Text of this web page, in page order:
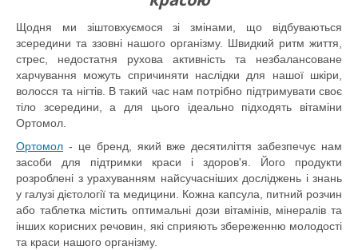
Щодня ми зіштовхуємося зі змінами, що відбуваються
зсередини та ззовні нашого організму. Швидкий ритм життя,
стрес, недостатня рухова активність та незбалансоване
харчування можуть спричиняти наслідки для нашої шкіри,
волосся та нігтів. В такий час нам потрібно підтримувати своє
тіло зсередини, а для цього ідеально підходять вітаміни
Ортомол.
Ортомол - це бренд, який вже десятиліття забезпечує нам
засоби для підтримки краси і здоров'я. Його продукти
розроблені з урахуванням найсучасніших досліджень і знань
у галузі дієтології та медицини. Кожна капсула, питний розчин
або таблетка містить оптимальні дози вітамінів, мінералів та
інших корисних речовин, які сприяють збереженню молодості
та краси нашого організму.